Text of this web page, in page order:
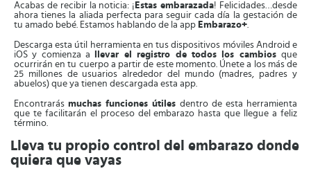
Acabas de recibir la noticia: ¡ Estas embarazada! Felicidades…desde
ahora tienes la aliada perfecta para seguir cada día la gestación de
tu amado bebé. Estamos hablando de la app Embarazo+.
Descarga esta útil herramienta en tus dispositivos móviles Android e
iOS y comienza a
llevar el registro de todos los cambiosque
ocurrirán en tu cuerpo a partir de este momento. Únete a los más de
25 millones de usuarios alrededor del mundo (madres, padres y
abuelos) que ya tienen descargada esta app.
Encontrarás muchas funciones útiles dentro de esta herramienta
que te facilitarán el proceso del embarazo hasta que llegue a feliz
término.
Lleva tu propio control del embarazo donde
quiera que vayas